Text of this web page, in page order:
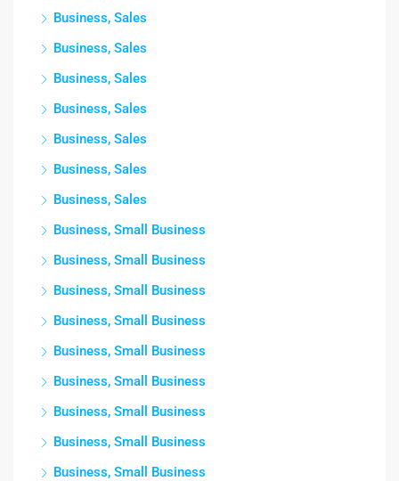
Business, Sales
Business, Sales
Business, Sales
Business, Sales
Business, Sales
Business, Sales
Business, Sales
Business, Small Business
Business, Small Business
Business, Small Business
Business, Small Business
Business, Small Business
Business, Small Business
Business, Small Business
Business, Small Business
Business, Small Business